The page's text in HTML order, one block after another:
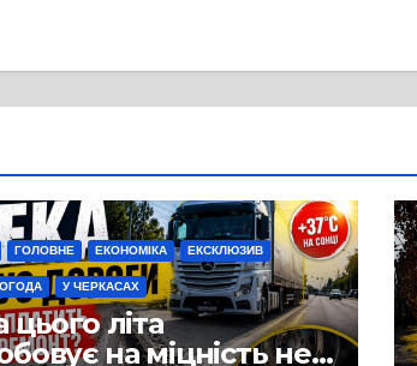
ГОЛОВНЕ ЕКОНОМІКА ЕКСКЛЮЗИВ
У ЧЕРКАСАХ
цього літа
на міцність не